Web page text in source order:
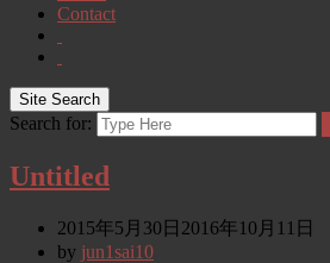
Contact
Site Search
Search for:
Untitled
2015年5月30日 2016年10月11日
by jun1sai10